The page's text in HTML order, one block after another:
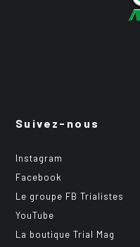
Suivez-nous
Instagram
Facebook
Le groupe FB Trialistes
YouTube
La boutique Trial Mag